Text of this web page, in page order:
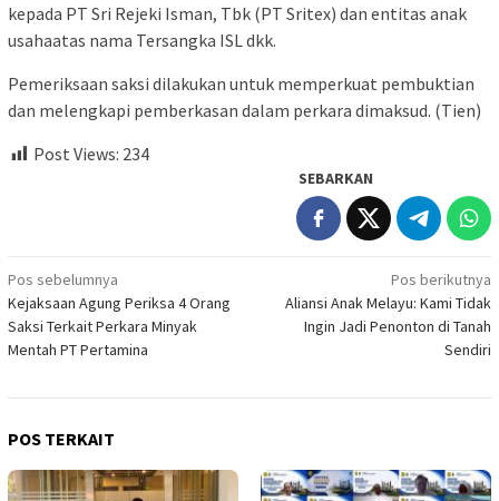
kepada PT Sri Rejeki Isman, Tbk (PT Sritex) dan entitas anak
usahaatas nama Tersangka ISL dkk.
Pemeriksaan saksi dilakukan untuk memperkuat pembuktian
dan melengkapi pemberkasan dalam perkara dimaksud. (Tien)
Post Views: 234
SEBARKAN
Navigasi
pos
Pos sebelumnya
Kejaksaan Agung Periksa 4 Orang
Saksi Terkait Perkara Minyak
Mentah PT Pertamina
Pos berikutnya
Aliansi Anak Melayu: Kami Tidak
Ingin Jadi Penonton di Tanah
Sendiri
POS TERKAIT